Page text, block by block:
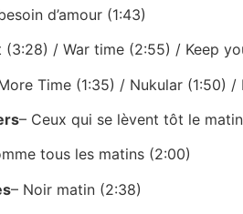
d’amour (1:43)
(3:28) / War time (2:55) / Keep
Time (1:35) / Nukular (1:50)
– Ceux qui se lèvent tôt le
tous les matins (2:00)
– Noir matin (2:38)